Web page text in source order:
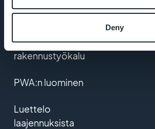
Deny
Verkkokauppasovellus
Mobiilisovellusten
rakennustyökalu
PWA:n luominen
Luettelo
laajennuksista